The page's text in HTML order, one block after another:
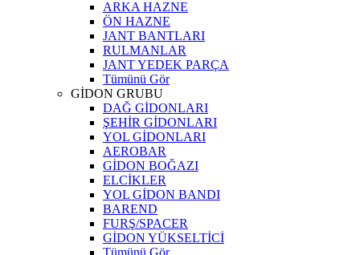
ARKA HAZNE
ÖN HAZNE
JANT BANTLARI
RULMANLAR
JANT YEDEK PARÇA
Tümünü Gör
GİDON GRUBU
DAĞ GİDONLARI
ŞEHİR GİDONLARI
YOL GİDONLARI
AEROBAR
GİDON BOĞAZI
ELCİKLER
YOL GİDON BANDI
BAREND
FURŞ/SPACER
GİDON YÜKSELTİCİ
Tümünü Gör